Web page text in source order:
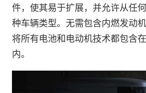
件，使其易于扩展，并允许从任
种车辆类型。无需包含内燃发动
将所有电池和电动机技术都包含
内。